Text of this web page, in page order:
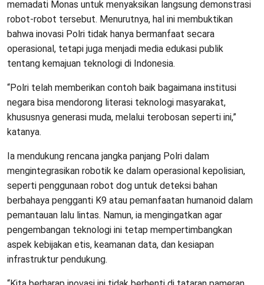
memadati Monas untuk menyaksikan langsung demonstrasi
robot-robot tersebut. Menurutnya, hal ini membuktikan
bahwa inovasi Polri tidak hanya bermanfaat secara
operasional, tetapi juga menjadi media edukasi publik
tentang kemajuan teknologi di Indonesia.
“Polri telah memberikan contoh baik bagaimana institusi
negara bisa mendorong literasi teknologi masyarakat,
khususnya generasi muda, melalui terobosan seperti ini,”
katanya.
Ia mendukung rencana jangka panjang Polri dalam
mengintegrasikan robotik ke dalam operasional kepolisian,
seperti penggunaan robot dog untuk deteksi bahan
berbahaya pengganti K9 atau pemanfaatan humanoid dalam
pemantauan lalu lintas. Namun, ia mengingatkan agar
pengembangan teknologi ini tetap mempertimbangkan
aspek kebijakan etis, keamanan data, dan kesiapan
infrastruktur pendukung.